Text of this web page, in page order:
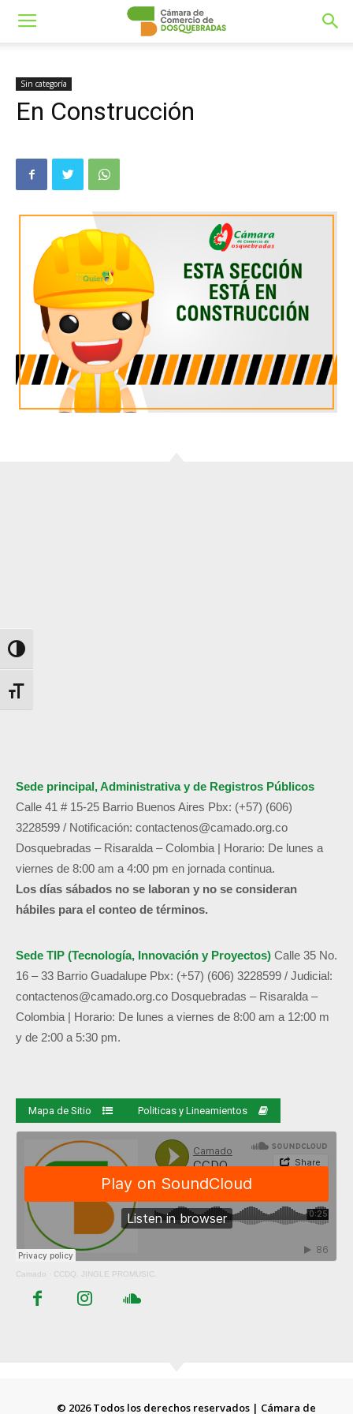
Alternar alto contraste
Alternar tamaño de letra
Sin categoría
En Construcción
Sede principal, Administrativa y de Registros Públicos
Calle 41 # 15-25 Barrio Buenos Aires Pbx: (+57) (606)
3228599 / Notificación: contactenos@camado.org.co
Dosquebradas – Risaralda – Colombia | Horario: De lunes a
viernes de 8:00 am a 4:00 pm en jornada continua.
Los días sábados no se laboran y no se consideran
hábiles para el conteo de términos.
Sede TIP (Tecnología, Innovación y Proyectos) Calle 35 No.
16 – 33 Barrio Guadalupe Pbx: (+57) (606) 3228599 / Judicial:
contactenos@camado.org.co Dosquebradas – Risaralda –
Colombia | Horario: De lunes a viernes de 8:00 am a 12:00 m
y de 2:00 a 5:30 pm.
Mapa de Sitio Politicas y Lineamientos
Camado · CCDQ. JINGLE PROMUSIC.
© 2026 Todos los derechos reservados | Cámara de